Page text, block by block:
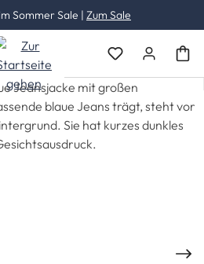
Sommer Sale | Zum Sale
Du hast 0